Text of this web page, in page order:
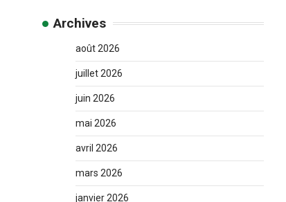
Archives
août 2026
juillet 2026
juin 2026
mai 2026
avril 2026
mars 2026
janvier 2026